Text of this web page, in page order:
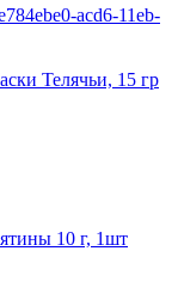
Телячьи, 15 гр
10 г, 1шт